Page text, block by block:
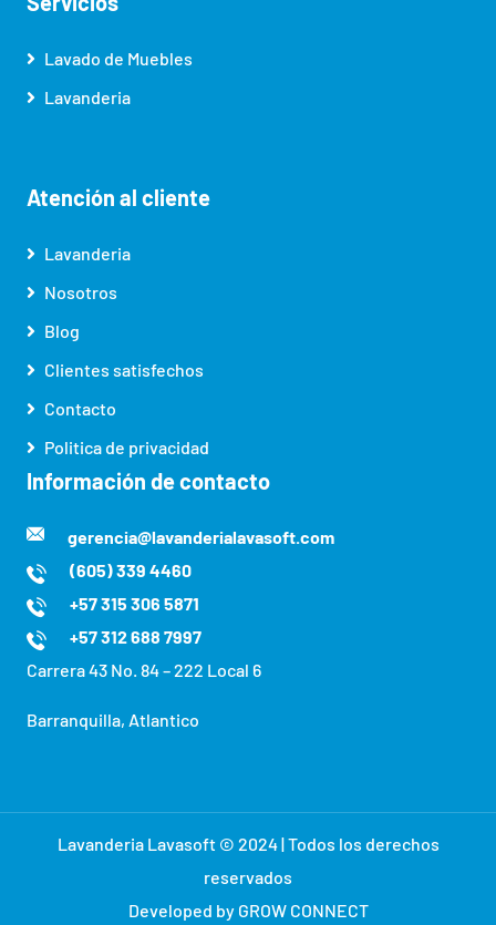
Lavado de Muebles
Lavanderia
Atención al cliente
Lavanderia
Nosotros
Blog
Clientes satisfechos
Contacto
Politica de privacidad
Información de contacto
gerencia@lavanderialavasoft.com
(605) 339 4460
+57 315 306 5871
+57 312 688 7997
Carrera 43 No. 84 – 222 Local 6
Barranquilla, Atlantico
Lavanderia Lavasoft © 2024 | Todos los derechos
reservados
Developed by GROW CONNECT